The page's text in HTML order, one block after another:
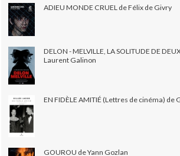
ADIEU MONDE CRUEL de Félix de Givry
DELON - MELVILLE, LA SOLITUDE DE
Laurent Galinon
EN FIDÈLE AMITIÉ (Lettres de cinéma) de
GOUROU de Yann Gozlan